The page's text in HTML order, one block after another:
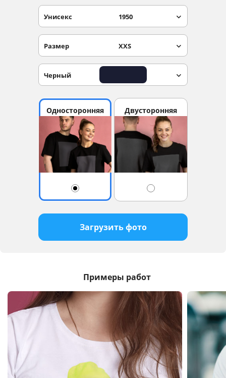
Унисекс 1950
Размер XXS
Черный
Односторонняя Двусторонняя
Загрузить фото
Примеры работ